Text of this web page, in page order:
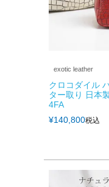
exotic leather
クロコダイル
ター取り 日本
4FA
¥140,800税込